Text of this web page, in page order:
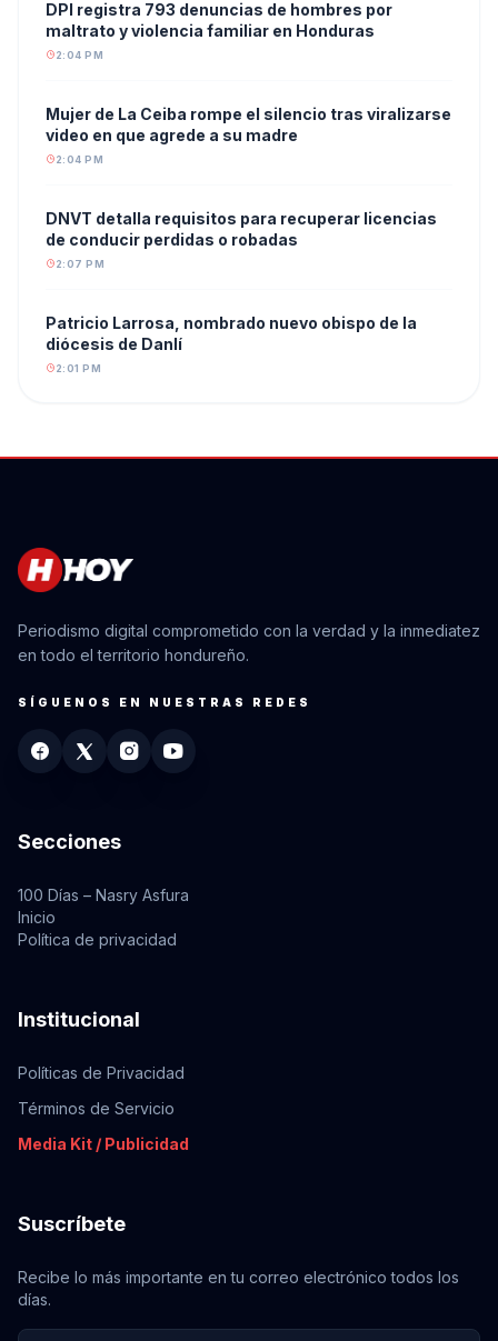
DPI registra 793 denuncias de hombres por
maltrato y violencia familiar en Honduras
2:04 PM
Mujer de La Ceiba rompe el silencio tras viralizarse
video en que agrede a su madre
2:04 PM
DNVT detalla requisitos para recuperar licencias
de conducir perdidas o robadas
2:07 PM
Patricio Larrosa, nombrado nuevo obispo de la
diócesis de Danlí
2:01 PM
Periodismo digital comprometido con la verdad y la inmediatez
en todo el territorio hondureño.
SÍGUENOS EN NUESTRAS REDES
Secciones
100 Días – Nasry Asfura
Inicio
Política de privacidad
Institucional
Políticas de Privacidad
Términos de Servicio
Media Kit / Publicidad
Suscríbete
Recibe lo más importante en tu correo electrónico todos los
días.